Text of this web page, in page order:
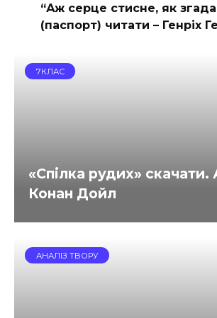
“Аж серце стисне, як
(паспорт) читати – Генріх
7КЛАС
«Спілка рудих» скачати.
Конан Дойл
АНАЛІЗ ТВОРУ